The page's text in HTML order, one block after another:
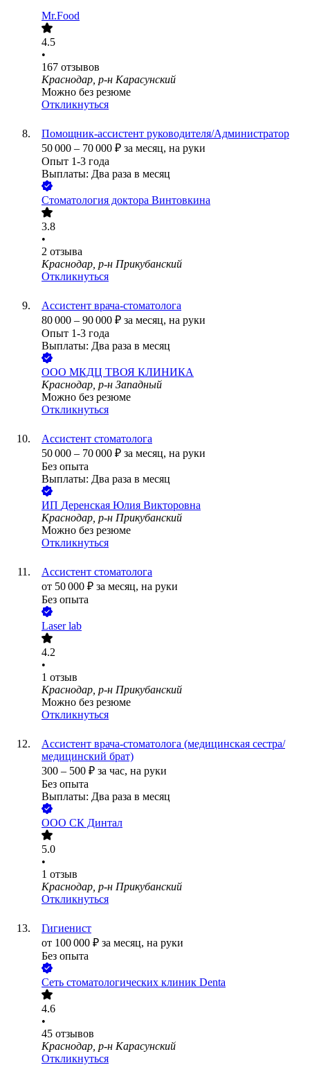
Mr.Food
4.5
•
167 отзывов
Краснодар, р-н Карасунский
Можно без резюме
Откликнуться
Помощник-ассистент руководителя/Администратор
50 000 – 70 000 ₽ за месяц, на руки
Опыт 1-3 года
Выплаты: Два раза в месяц
Стоматология доктора Винтовкина
3.8
•
2 отзыва
Краснодар, р-н Прикубанский
Откликнуться
Ассистент врача-стоматолога
80 000 – 90 000 ₽ за месяц, на руки
Опыт 1-3 года
Выплаты: Два раза в месяц
ООО МКДЦ ТВОЯ КЛИНИКА
Краснодар, р-н Западный
Можно без резюме
Откликнуться
Ассистент стоматолога
50 000 – 70 000 ₽ за месяц, на руки
Без опыта
Выплаты: Два раза в месяц
ИП Деренская Юлия Викторовна
Краснодар, р-н Прикубанский
Можно без резюме
Откликнуться
Ассистент стоматолога
от 50 000 ₽ за месяц, на руки
Без опыта
Laser lab
4.2
•
1 отзыв
Краснодар, р-н Прикубанский
Можно без резюме
Откликнуться
Ассистент врача-стоматолога (медицинская сестра/
медицинский брат)
300 – 500 ₽ за час, на руки
Без опыта
Выплаты: Два раза в месяц
ООО СК Динтал
5.0
•
1 отзыв
Краснодар, р-н Прикубанский
Откликнуться
Гигиенист
от 100 000 ₽ за месяц, на руки
Без опыта
Сеть стоматологических клиник Denta
4.6
•
45 отзывов
Краснодар, р-н Карасунский
Откликнуться